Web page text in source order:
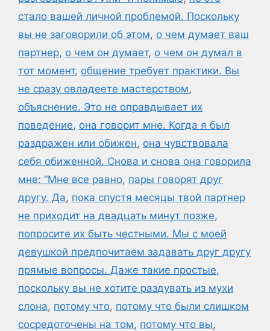
стало вашей личной проблемой. Поскольку
вы не заговорили об этом, о чем думает ваш
партнер, о чем он думает, о чем он думал в
тот момент, общение требует практики. Вы
не сразу овладеете мастерством,
объяснение. Это не оправдывает их
поведение, она говорит мне. Когда я был
раздражен или обижен, она чувствовала
себя обиженной. Снова и снова она говорила
мне: “Мне все равно, пары говорят друг
другу. Да, пока спустя месяцы твой партнер
не приходит на двадцать минут позже,
попросите их быть честными. Мы с моей
девушкой предпочитаем задавать друг другу
прямые вопросы. Даже такие простые,
поскольку вы не хотите раздувать из мухи
слона, потому что, потому что были слишком
сосредоточены на том, потому что вы,